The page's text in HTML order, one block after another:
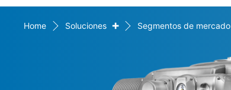
Europa
Asia y Pacífico
Home Soluciones + Segmentos de mercado